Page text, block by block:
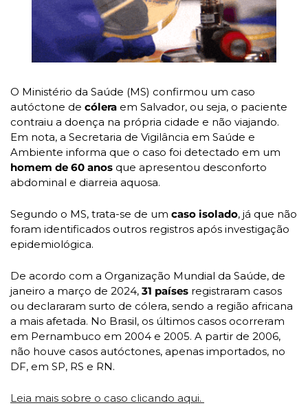
O Ministério da Saúde (MS) confirmou um caso
autóctone de cólera em Salvador, ou seja, o paciente
contraiu a doença na própria cidade e não viajando.
Em nota, a Secretaria de Vigilância em Saúde e
homem de 60 anos que apresentou desconforto
abdominal e diarreia aquosa.
Segundo o MS, trata-se de um caso isolado, já que não
foram identificados outros registros após investigação
epidemiológica.
De acordo com a Organização Mundial da Saúde, de
janeiro a março de 2024, 31 países registraram casos
ou declararam surto de cólera, sendo a região africana
a mais afetada. No Brasil, os últimos casos ocorreram
em Pernambuco em 2004 e 2005. A partir de 2006,
não houve casos autóctones, apenas importados, no
DF, em SP, RS e RN.
Leia mais sobre o caso clicando aqui.